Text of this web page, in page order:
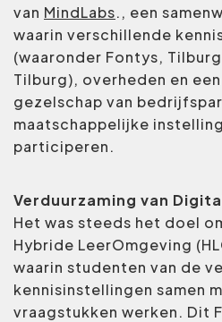
van MindLabs., een
waarin verschillende
(waaronder Fontys,
Tilburg), overheden en
gezelschap van
maatschappelijke
participeren.
Verduurzaming van
Het was steeds het doel
Hybride LeerOmgeving
waarin studenten van de
kennisinstellingen samen
vraagstukken werken. Dit